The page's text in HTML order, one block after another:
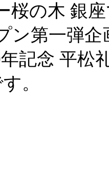
桜の木 銀
ン第一弾企
記念 平松
。